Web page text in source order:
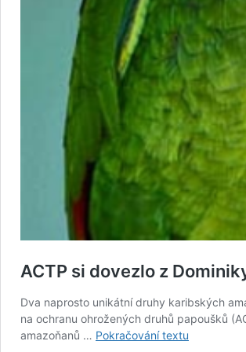
ACTP si dovezlo z
Dva naprosto unikátní druhy karibských
na ochranu ohrožených druhů papoušků
amazoňanů … Pokračování textu